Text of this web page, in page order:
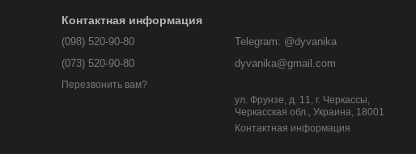
Контактная информация
(098) 520-90-80
(073) 520-90-80
Перезвонить вам?
Telegram: @dyvanika
dyvanika@gmail.com
ул. Фрунзе, д. 11, г. Черкассы,
Черкасская обл., Украина, 18001
Контактная информация